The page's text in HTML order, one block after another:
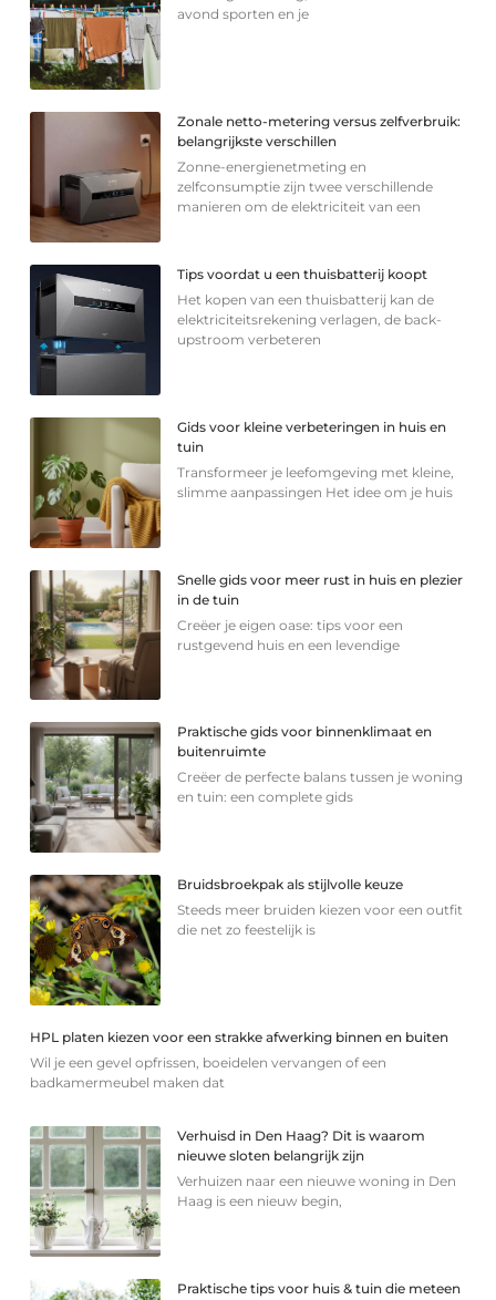
avond sporten en je
Zonale netto-metering versus zelfverbruik:
belangrijkste verschillen
Zonne-energienetmeting en
zelfconsumptie zijn twee verschillende
manieren om de elektriciteit van een
Tips voordat u een thuisbatterij koopt
Het kopen van een thuisbatterij kan de
elektriciteitsrekening verlagen, de back-
upstroom verbeteren
Gids voor kleine verbeteringen in huis en
tuin
Transformeer je leefomgeving met kleine,
slimme aanpassingen Het idee om je huis
Snelle gids voor meer rust in huis en plezier
in de tuin
Creëer je eigen oase: tips voor een
rustgevend huis en een levendige
Praktische gids voor binnenklimaat en
buitenruimte
Creëer de perfecte balans tussen je woning
en tuin: een complete gids
Bruidsbroekpak als stijlvolle keuze
Steeds meer bruiden kiezen voor een outfit
die net zo feestelijk is
HPL platen kiezen voor een strakke afwerking binnen en buiten
Wil je een gevel opfrissen, boeidelen vervangen of een
badkamermeubel maken dat
Verhuisd in Den Haag? Dit is waarom
nieuwe sloten belangrijk zijn
Verhuizen naar een nieuwe woning in Den
Haag is een nieuw begin,
Praktische tips voor huis & tuin die meteen